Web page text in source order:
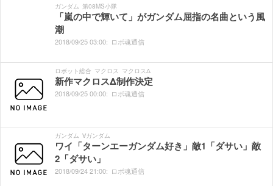
ガンダム 第08MS小隊
「嵐の中で輝いて」がガンダム屈指の名曲という風
潮
2018/09/2503:00: ロボ魂通信
ロボット総合 マクロス マクロスΔ
新作マクロスΔ制作決定
2018/09/2500:00: ロボ魂通信
ガンダム ∀ガンダム
ワイ「ターンエーガンダム好き」敵1「ダサい」敵
2「ダサい」
2018/09/2421:00: ロボ魂通信